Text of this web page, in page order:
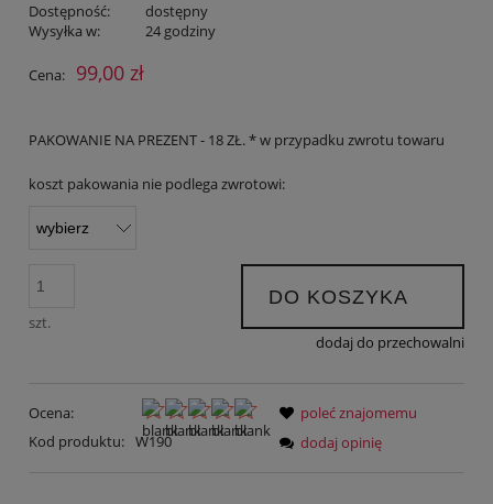
Dostępność:
dostępny
Wysyłka w:
24 godziny
Cena: 99,00 zł
PAKOWANIE NA PREZENT - 18 ZŁ. * w przypadku zwrotu towaru
koszt pakowania nie podlega zwrotowi:
szt.
DO KOSZYKA
dodaj do przechowalni
Ocena:
Kod produktu: W190
poleć znajomemu
dodaj opinię